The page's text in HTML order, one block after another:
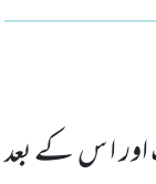
ا س کے بعد